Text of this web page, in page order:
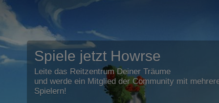
Spiele jetzt Howrse
Leite das Reitzentrum Deiner Träume
und werde ein Mitglied der Community mit
Spielern!